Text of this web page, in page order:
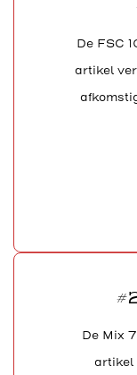
De FSC
artikel
De Mix
artikel